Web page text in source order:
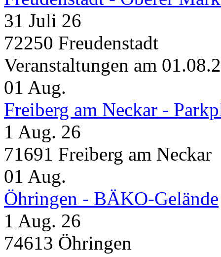
31 Juli 26
72250 Freudenstadt
Veranstaltungen am
01 Aug.
Freiberg am Neckar -
1 Aug. 26
71691 Freiberg am Neckar
01 Aug.
Öhringen - BÄKO-Gelände
1 Aug. 26
74613 Öhringen